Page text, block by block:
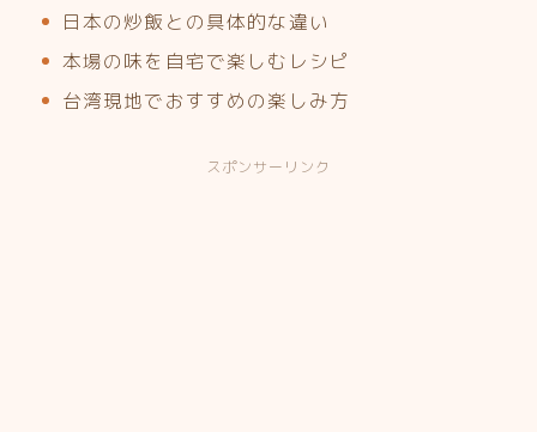
日本の炒飯との具体的な違い
本場の味を自宅で楽しむレシピ
台湾現地でおすすめの楽しみ方
スポンサーリンク